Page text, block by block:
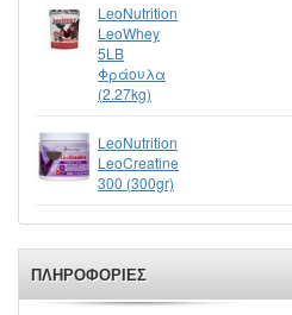
LeoNutrition
LeoWhey
5LB
Φράουλα
(2.27kg)
LeoNutrition
LeoCreatine
300 (300gr)
ΠΛΗΡΟΦΟΡΊΕΣ